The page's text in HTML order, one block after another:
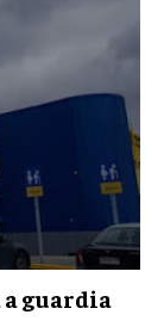
guardia